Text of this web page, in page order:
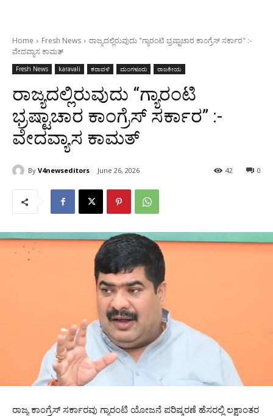
Home Fresh News
ರಾಜ್ಯದಲ್ಲಿರುವುದು "ಗ್ಯಾರಂಟಿ ಭ್ರಷ್ಟಾಚಾರ ಕಾಂಗ್ರೆಸ್ ಸರ್ಕಾರ" :-
ವೇದವ್ಯಾಸ ಕಾಮತ್
Fresh News karavali ಕರಾವಳಿ ಮಂಗಳೂರು ರಾಜಕೀಯ
ರಾಜ್ಯದಲ್ಲಿರುವುದು “ಗ್ಯಾರಂಟಿ
ಭ್ರಷ್ಟಾಚಾರ ಕಾಂಗ್ರೆಸ್ ಸರ್ಕಾರ” :-
ವೇದವ್ಯಾಸ ಕಾಮತ್
By V4newseditors June 26, 2026 0
42
ರಾಜ್ಯ ಕಾಂಗ್ರೆಸ್ ಸರ್ಕಾರವು ಗ್ಯಾರಂಟಿ ಯೋಜನೆ ಪರಿಷ್ಕರಣೆ ಹೆಸರಲ್ಲಿ ಲಕ್ಷಾಂತರ